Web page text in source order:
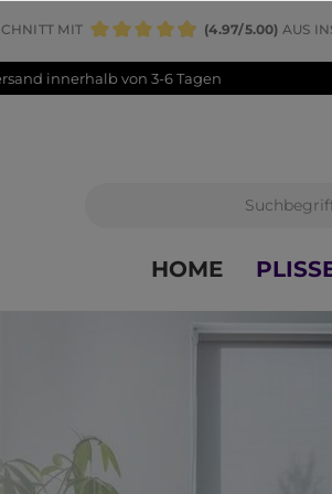
MIT
(4.97/5.00) AUS
innerhalb von 3-6 Tagen
HOME